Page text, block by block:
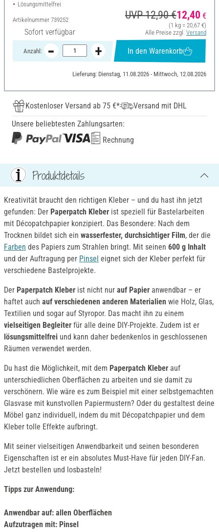
Lösungsmittelfrei
Artikelnummer 739252
Sofort verfügbar
UVP 12,90 €12,40 €
(1 kg = 20,67 €)
Alle Preise zzgl. Versand
Anzahl: In den Warenkorb
Lieferung: Dienstag, 11.08.2026 - Mittwoch, 12.08.2026
Kostenloser Versand ab 75 €*
Versand mit DHL
Unsere beliebtesten Zahlungsarten:
Rechnung
Produktdetails
Kreativität braucht den richtigen Kleber – und du hast ihn jetzt
gefunden: Der Paperpatch Kleber ist speziell für Bastelarbeiten
mit Décopatchpapier konzipiert. Das Besondere: Nach dem
Trocknen bildet sich ein wasserfester, durchsichtiger Film, der die
Farben des Papiers zum Strahlen bringt. Mit seinen 600 g Inhalt
und der Auftragung per Pinsel eignet sich der Kleber perfekt für
verschiedene Bastelprojekte.
Der Paperpatch Kleber ist nicht nur auf Papier anwendbar – er
haftet auch auf verschiedenen anderen Materialien wie Holz, Glas,
Textilien und sogar auf Styropor. Das macht ihn zu einem
vielseitigen Begleiter für alle deine DIY-Projekte. Zudem ist er
lösungsmittelfrei und kann daher bedenkenlos in geschlossenen
Räumen verwendet werden.
Du hast die Möglichkeit, mit dem Paperpatch Kleber auf
unterschiedlichen Oberflächen zu arbeiten und sie damit zu
verschönern. Wie wäre es zum Beispiel mit einer selbstgemachten
Glasvase mit kunstvollen Papiermustern? Oder du gestaltest deine
Möbel ganz individuell, indem du mit Décopatchpapier und dem
Kleber tolle Effekte aufbringt.
Mit seiner vielseitigen Anwendbarkeit und seinen besonderen
Eigenschaften ist er ein absolutes Must-Have für jeden DIY-Fan.
Jetzt bestellen und losbasteln!
Tipps zur Anwendung:
Anwendbar auf: allen Oberflächen
Aufzutragen mit: Pinsel